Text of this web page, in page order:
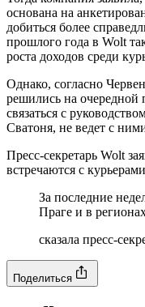
основана на
добиться более
прошлого года в Wolt
роста доходов среди
Однако, согласно
решились на очередной
связаться с
Сватоня, не ведет с
Пресс-секретарь Wolt
встречаются с
За последние
Праге и в
сказала пресс-
Поделиться